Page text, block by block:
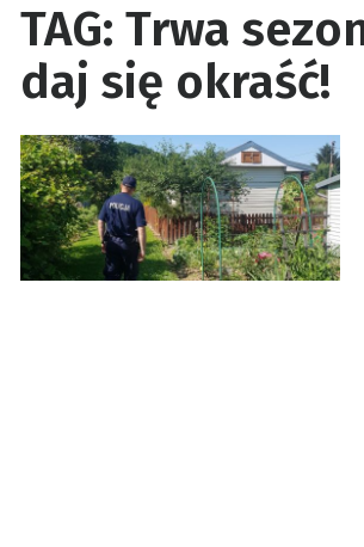
TAG: Trwa
daj się okraść!